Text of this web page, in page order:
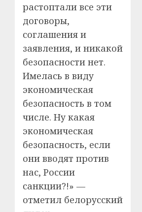
растоптали все эти
договоры,
соглашения и
заявления, и никакой
безопасности нет.
Имелась в виду
экономическая
безопасность в том
числе. Ну какая
экономическая
безопасность, если
они вводят против
нас, России
санкции?!» —
отметил белорусский